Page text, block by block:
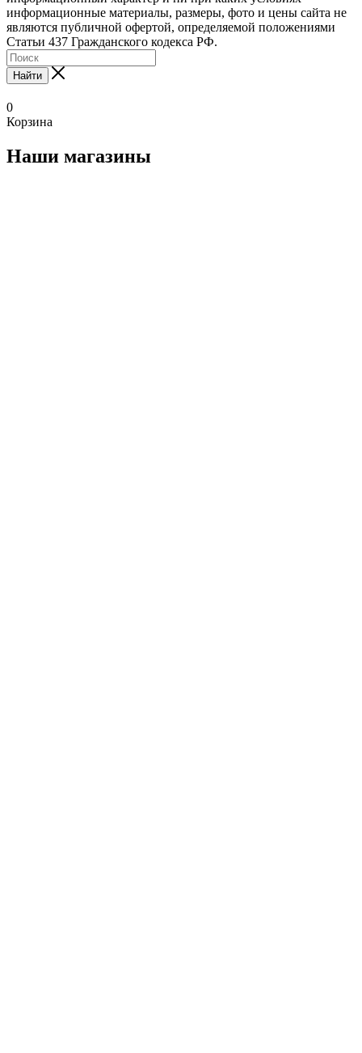
информационные материалы, размеры, фото и цены сайта не
являются публичной офертой, определяемой положениями
Статьи 437 Гражданского кодекса РФ.
Найти
0
Корзина
Наши магазины